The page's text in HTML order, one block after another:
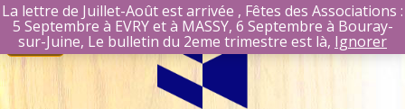
La lettre de Juillet-Août est arrivée , Fêtes des Associations :
5 Septembre à EVRY et à MASSY, 6 Septembre à Bouray-
sur-Juine, Le bulletin du 2eme trimestre est là, Ignorer
Menu
Aller
au
contenu
Se connecter